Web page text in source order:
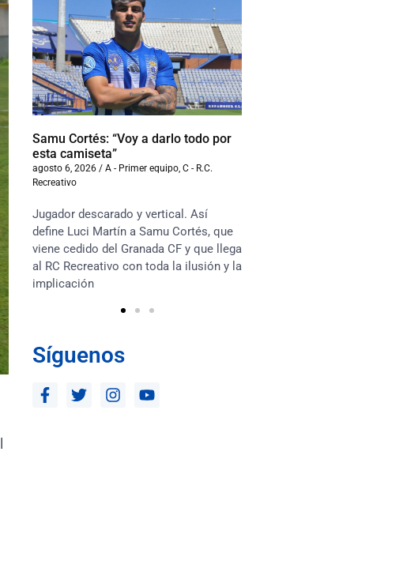
Samu Cortés: “Voy a darlo todo por
esta camiseta”
agosto 6, 2026 / A - Primer equipo, C - R.C.
Recreativo
Jugador descarado y vertical. Así
define Luci Martín a Samu Cortés, que
viene cedido del Granada CF y que llega
al RC Recreativo con toda la ilusión y la
implicación
Síguenos